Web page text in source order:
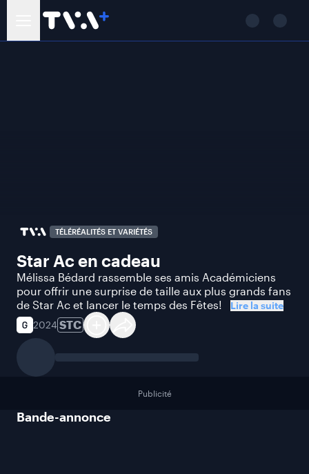
TÉLÉRÉALITÉS ET VARIÉTÉS
Star Ac en cadeau
Mélissa Bédard rassemble ses amis Académiciens
pour offrir une surprise de taille aux plus grands fans
de Star Ac et lancer le temps des Fêtes!
Lire la suite
2024 STC
Publicité
Bande-annonce